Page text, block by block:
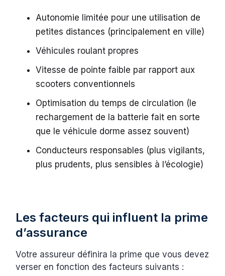
Autonomie limitée pour une utilisation de
petites distances (principalement en ville)
Véhicules roulant propres
Vitesse de pointe faible par rapport aux
scooters conventionnels
Optimisation du temps de circulation (le
rechargement de la batterie fait en sorte
que le véhicule dorme assez souvent)
Conducteurs responsables (plus vigilants,
plus prudents, plus sensibles à l’écologie)
Les facteurs qui influent la prime
d’assurance
Votre assureur définira la prime que vous devez
verser en fonction des facteurs suivants :